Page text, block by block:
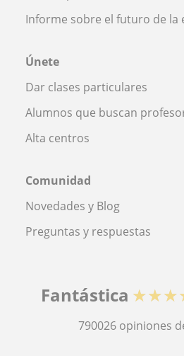
Informe sobre el futuro de la
Únete
Dar clases particulares
Alumnos que buscan
Alta centros
Comunidad
Novedades y Blog
Preguntas y respuestas
Fantástica
790026 opiniones